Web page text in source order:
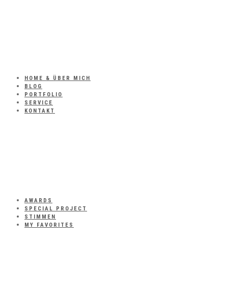
HOME & ÜBER MICH
BLOG
PORTFOLIO
SERVICE
KONTAKT
AWARDS
SPECIAL PROJECT
STIMMEN
MY FAVORITES